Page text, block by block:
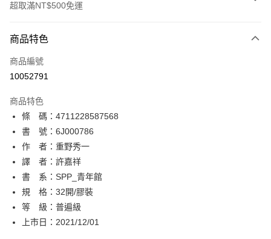
超取滿NT$500免運
信用卡一次付款
超商取貨付款
相關說明
【關於「AFTEE先享後付」】
AFTEE先享後付是「在收到商品之後才付款」的支付方式。 讓您購物簡單
便利好安心！
１．簡單：不需註冊會員、不需綁卡、不需儲值。
２．便利：只要手機號碼，簡訊認證，即可結帳。
３．安心：先確認商品／服務後，再付款。
【「AFTEE先享後付」結帳流程】
１．於結帳方式選擇「AFTEE先享後付」後，將跳轉至「AFTEE先享後付」
結帳頁面，進行簡訊認證並確認金額後，即可完成結帳。
２．訂單成立數日內，您將收到繳費通知簡訊。
ATM付款
運送方式
全家取貨付款
每筆NT$80，滿NT$500(含以上)免運費
付款後全家取貨
商品特色
商品編號
10052791
商品特色
條 碼：4711228587568
書 號：6J000786
作 者：重野秀一
譯 者：許嘉祥
書 系：SPP_青年館
規 格：32開/膠裝
等 級：普遍級
上市日：2021/12/01